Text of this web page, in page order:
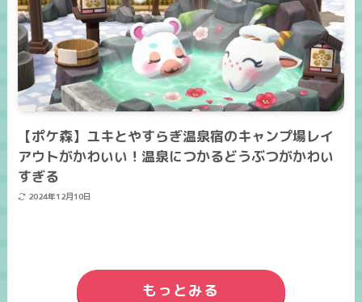
【ポケ森】ユキとやすらぎ温泉宿のキャンプ場レイ
アウトがかわいい！温泉につかるどうぶつがかわい
すぎる
2024年12月10日
もっとみる